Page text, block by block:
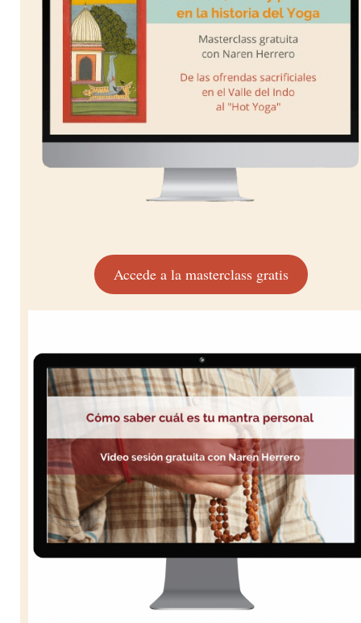
Accede a la masterclass gratis